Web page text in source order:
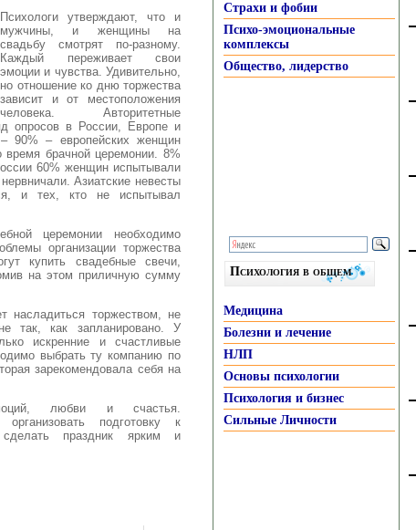
Психологи утверждают, что и
мужчины, и женщины на
свадьбу смотрят по-разному.
Каждый переживает свои
эмоции и чувства. Удивительно,
но отношение ко дню торжества
зависит и от местоположения
человека. Авторитетные
опросов в России, Европе и
90% – европейских женщин
брачной церемонии. 8%
60% женщин испытывали
Азиатские невесты
и тех, кто не испытывал
церемонии необходимо
организации торжества
купить свадебные свечи,
на этом приличную сумму
насладиться торжеством, не
так, как запланировано. У
искренние и счастливые
выбрать ту компанию по
зарекомендовала себя на
любви и счастья.
организовать подготовку к
праздник ярким и
Страхи и фобии
Психо-эмоциональные
комплексы
Общество, лидерство
Психология в общем
Медицина
Болезни и лечение
НЛП
Основы психологии
Психология и бизнес
Сильные Личности